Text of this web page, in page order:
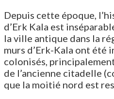
Depuis cette époque,
d’Erk Kala est
la ville antique dans la
murs d’Erk-Kala ont été
colonisés,
de l’ancienne citadelle
que la moitié nord est